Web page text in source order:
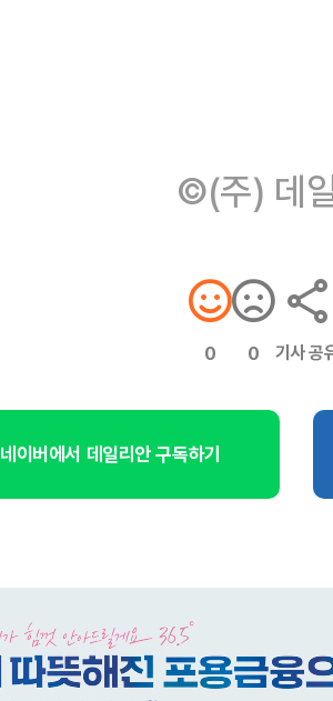
©(주) 데
0 0 기사 공
네이버에서 데일리안 구독하기